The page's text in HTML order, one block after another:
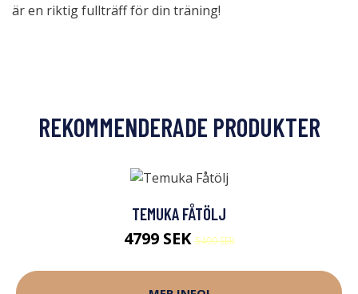
är en riktig fullträff för din träning!
REKOMMENDERADE PRODUKTER
TEMUKA FÅTÖLJ
4799 SEK5499 SEK